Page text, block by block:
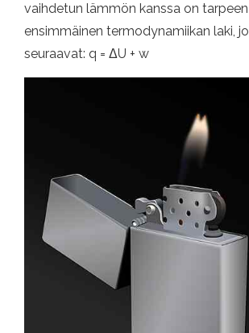
vaihdetun lämmön kanssa on
ensimmäinen termodynamiikan laki,
seuraavat: q = ΔU + w